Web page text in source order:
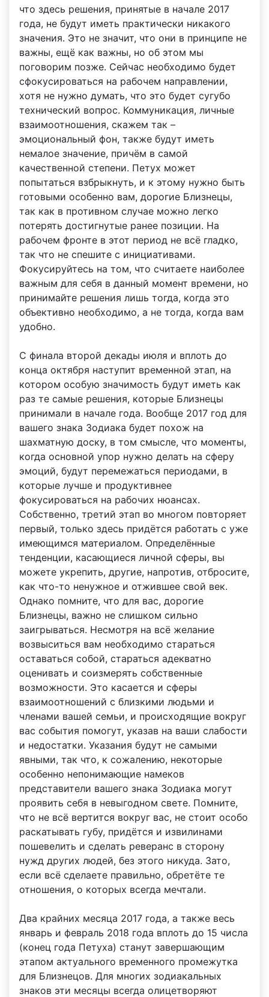
что здесь решения, принятые в начале 2017
года, не будут иметь практически никакого
значения. Это не значит, что они в принципе не
важны, ещё как важны, но об этом мы
поговорим позже. Сейчас необходимо будет
сфокусироваться на рабочем направлении,
хотя не нужно думать, что это будет сугубо
технический вопрос. Коммуникация, личные
взаимоотношения, скажем так –
эмоциональный фон, также будут иметь
немалое значение, причём в самой
качественной степени. Петух может
попытаться взбрыкнуть, и к этому нужно быть
готовыми особенно вам, дорогие Близнецы,
так как в противном случае можно легко
потерять достигнутые ранее позиции. На
рабочем фронте в этот период не всё гладко,
так что не спешите с инициативами.
Фокусируйтесь на том, что считаете наиболее
важным для себя в данный момент времени, но
принимайте решения лишь тогда, когда это
объективно необходимо, а не тогда, когда вам
удобно.
С финала второй декады июля и вплоть до
конца октября наступит временной этап, на
котором особую значимость будут иметь как
раз те самые решения, которые Близнецы
принимали в начале года. Вообще 2017 год для
вашего знака Зодиака будет похож на
шахматную доску, в том смысле, что моменты,
когда основной упор нужно делать на сферу
эмоций, будут перемежаться периодами, в
которые лучше и продуктивнее
фокусироваться на рабочих нюансах.
Собственно, третий этап во многом повторяет
первый, только здесь придётся работать с уже
имеющимся материалом. Определённые
тенденции, касающиеся личной сферы, вы
можете укрепить, другие, напротив, отбросите,
как что-то ненужное и отжившее свой век.
Однако помните, что для вас, дорогие
Близнецы, важно не слишком сильно
заигрываться. Несмотря на всё желание
возвыситься вам необходимо стараться
оставаться собой, стараться адекватно
оценивать и соизмерять собственные
возможности. Это касается и сферы
взаимоотношений с близкими людьми и
членами вашей семьи, и происходящие вокруг
вас события помогут, указав на ваши слабости
и недостатки. Указания будут не самыми
явными, так что, к сожалению, некоторые
особенно непонимающие намеков
представители вашего знака Зодиака могут
проявить себя в невыгодном свете. Помните,
что не всё вертится вокруг вас, не стоит особо
раскатывать губу, придётся и извилинами
пошевелить и сделать реверанс в сторону
нужд других людей, без этого никуда. Зато,
если всё сделаете правильно, обретёте те
отношения, о которых всегда мечтали.
Два крайних месяца 2017 года, а также весь
январь и февраль 2018 года вплоть до 15 числа
(конец года Петуха) станут завершающим
этапом актуального временного промежутка
для Близнецов. Для многих зодиакальных
знаков эти месяцы всегда олицетворяют